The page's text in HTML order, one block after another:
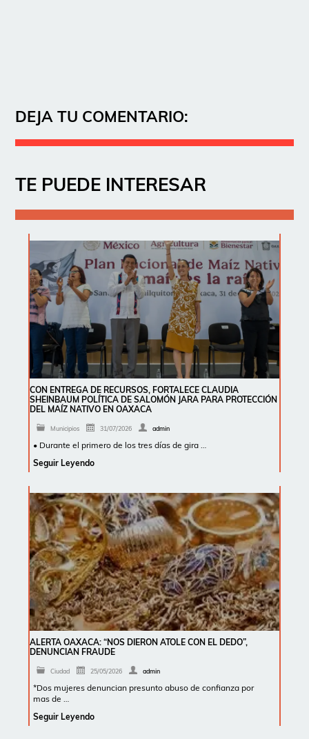
DEJA TU COMENTARIO:
TE PUEDE INTERESAR
CON ENTREGA DE RECURSOS, FORTALECE CLAUDIA
SHEINBAUM POLÍTICA DE SALOMÓN JARA PARA PROTECCIÓN
DEL MAÍZ NATIVO EN OAXACA
Municipios 31/07/2026 admin
• Durante el primero de los tres días de gira …
Seguir Leyendo
ALERTA OAXACA: “NOS DIERON ATOLE CON EL DEDO”,
DENUNCIAN FRAUDE
Ciudad 25/05/2026 admin
*Dos mujeres denuncian presunto abuso de confianza por
mas de …
Seguir Leyendo